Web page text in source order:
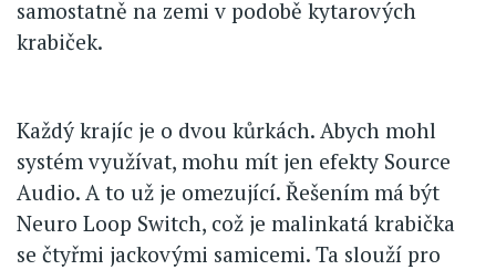
samostatně na zemi v podobě kytarových
krabiček.
Každý krajíc je o dvou kůrkách. Abych mohl
systém využívat, mohu mít jen efekty Source
Audio. A to už je omezující. Řešením má být
Neuro Loop Switch, což je malinkatá krabička
se čtyřmi jackovými samicemi. Ta slouží pro